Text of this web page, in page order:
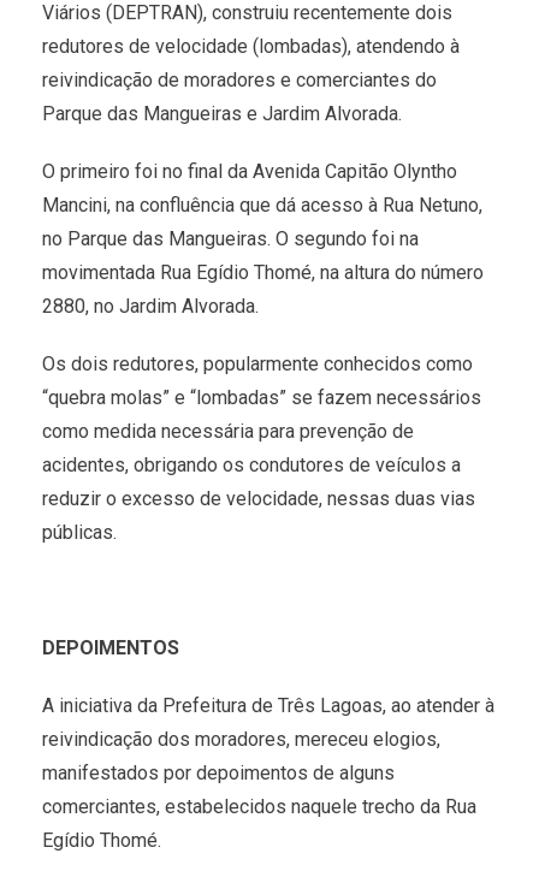
Viários (DEPTRAN), construiu recentemente dois
redutores de velocidade (lombadas), atendendo à
reivindicação de moradores e comerciantes do
Parque das Mangueiras e Jardim Alvorada.
O primeiro foi no final da Avenida Capitão Olyntho
Mancini, na confluência que dá acesso à Rua Netuno,
no Parque das Mangueiras. O segundo foi na
movimentada Rua Egídio Thomé, na altura do número
2880, no Jardim Alvorada.
Os dois redutores, popularmente conhecidos como
“quebra molas” e “lombadas” se fazem necessários
como medida necessária para prevenção de
acidentes, obrigando os condutores de veículos a
reduzir o excesso de velocidade, nessas duas vias
públicas.
DEPOIMENTOS
A iniciativa da Prefeitura de Três Lagoas, ao atender à
reivindicação dos moradores, mereceu elogios,
manifestados por depoimentos de alguns
comerciantes, estabelecidos naquele trecho da Rua
Egídio Thomé.